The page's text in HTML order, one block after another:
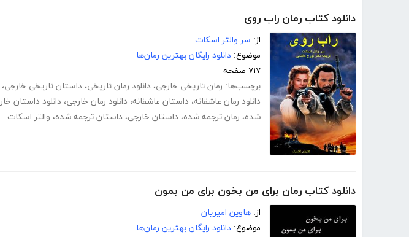
دانلود کتاب رمان راب روی
از: سر والتر اسکات
موضوع: دانلود رایگان بهترین رمان‌ها
۷۱۷ صفحه
برچسب‌ها: رمان تاریخی خارجی، دانلود رمان تاریخی، داستان تاریخی خارجی،
دانلود رمان عاشقانه، داستان عاشقانه، دانلود رمان خارجی، دانلود داستان
شده، رمان ترجمه شده، داستان خارجی، داستان ترجمه شده، والتر اسکات
دانلود کتاب رمان برای من بخون برای من بمون
از: هاوین امیریان
موضوع: دانلود رایگان بهترین رمان‌ها